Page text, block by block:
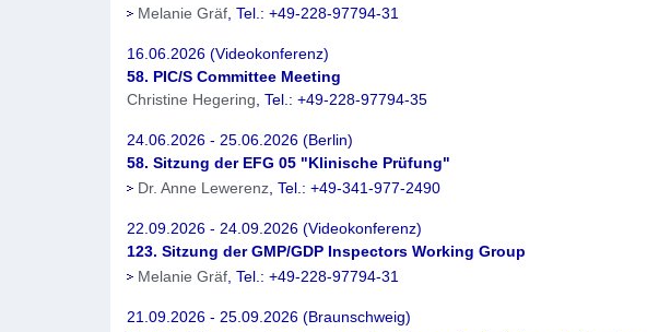
Melanie Gräf , Tel.: +49-228-97794-31
16.06.2026 (Videokonferenz)
58. PIC/S Committee Meeting
Christine Hegering , Tel.: +49-228-97794-35
24.06.2026 - 25.06.2026 (Berlin)
58. Sitzung der EFG 05 "Klinische Prüfung"
Dr. Anne Lewerenz , Tel.: +49-341-977-2490
22.09.2026 - 24.09.2026 (Videokonferenz)
123. Sitzung der GMP/GDP Inspectors Working Group
Melanie Gräf , Tel.: +49-228-97794-31
21.09.2026 - 25.09.2026 (Braunschweig)